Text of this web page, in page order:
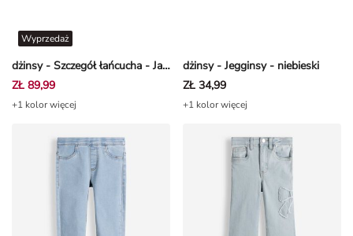
dżinsy - Szczegół łańcucha - Jasnoniebieski
Wyprzedaż
ZŁ 89,99
+1 kolor więcej
dżinsy - Jegginsy - niebieski
ZŁ 34,99
+1 kolor więcej